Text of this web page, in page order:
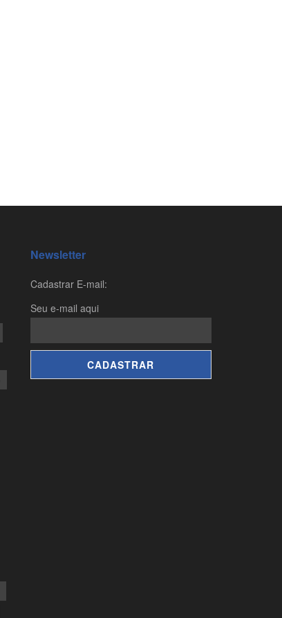
Newsletter
Cadastrar E-mail:
Seu e-mail aqui